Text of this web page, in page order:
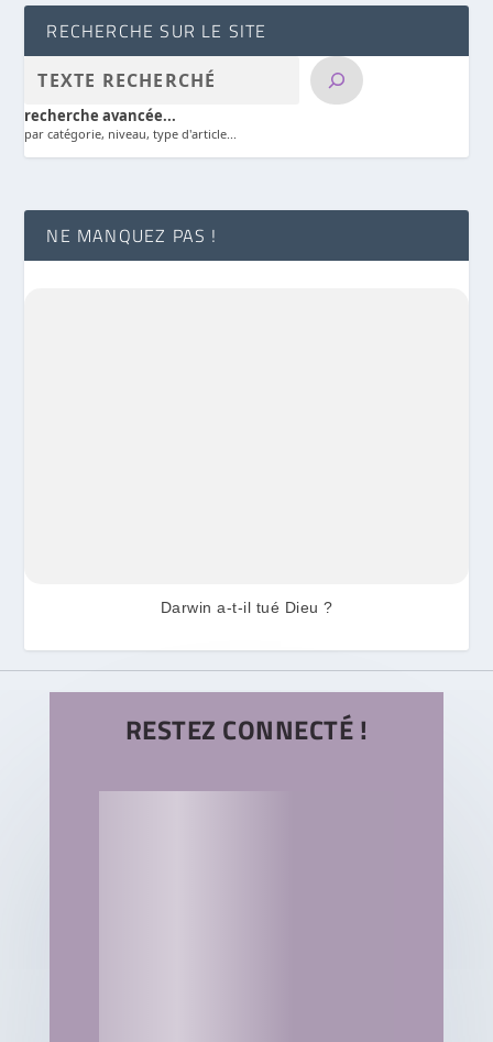
RECHERCHE SUR LE SITE
recherche avancée...
par catégorie, niveau, type d'article...
NE MANQUEZ PAS !
Darwin a-t-il tué Dieu ?
RESTEZ CONNECTÉ !